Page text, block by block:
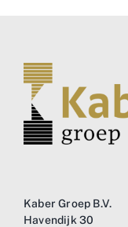
Kaber Groep B.V.
Havendijk 30